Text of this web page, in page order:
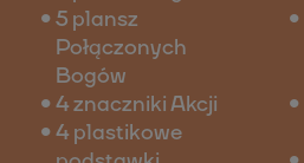
5 plansz
Połączonych
Bogów
4 znaczniki Akcji
4 plastikowe